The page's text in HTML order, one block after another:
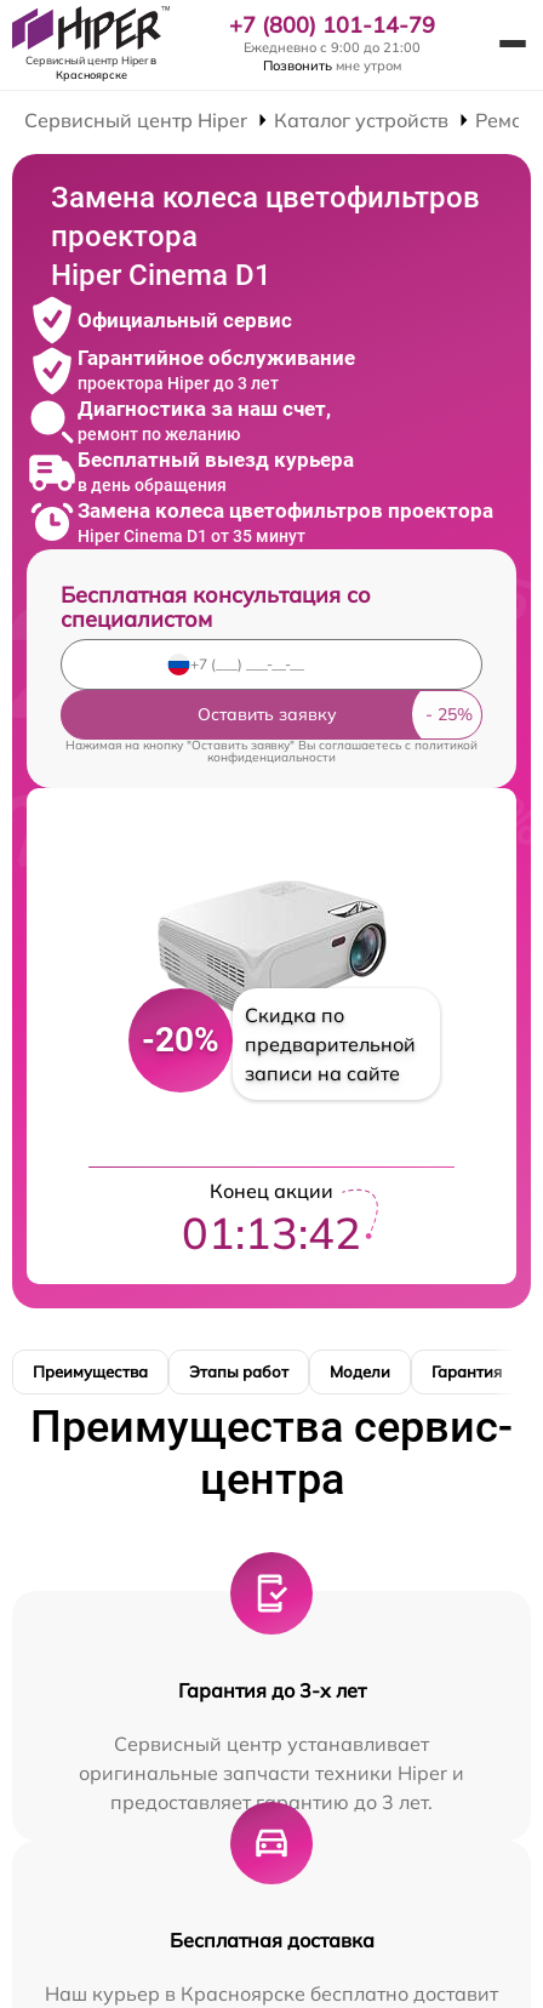
Сервисный центр Hiperв
Красноярске
+7 (800) 101-14-79
Ежедневно с 9:00 до 21:00
Позвонить мне утром
Сервисный центр Hiper Каталог устройств
Замена колеса цветофильтров
проектора
Hiper Cinema D1
Официальный сервис
Гарантийное обслуживание
проектора Hiper до 3 лет
Диагностика за наш счет,
ремонт по желанию
Бесплатный выезд курьера
в день обращения
Замена колеса цветофильтров проектора
Hiper Cinema D1 от 35 минут
Бесплатная консультация со
специалистом
Оставить заявку
Нажимая на кнопку "Оставить заявку" Вы соглашаетесь cполитикой
конфиденциальности
-20%
Скидка по
предварительной
записи на сайте
Конец акции
01:13:41
Преимущества Этапы работ Модели Гарантия
Преимущества сервис-
центра
Гарантия до 3-х лет
Сервисный центр устанавливает
оригинальные запчасти техники Hiper и
предоставляет гарантию до 3 лет.
Бесплатная доставка
Наш курьер в Красноярске бесплатно доставит